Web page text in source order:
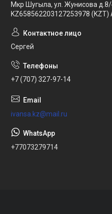
Мкр Шугыла, ул. Жунисова
KZ658562203127253978
Сергей
+7 (707) 327-97-14
ivansa.kz@mail.ru
+77073279714